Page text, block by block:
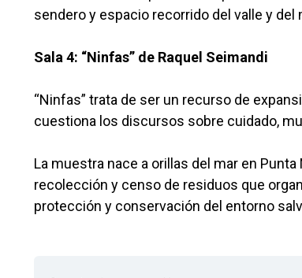
sendero y espacio recorrido del valle y
Sala 4: “Ninfas” de Raquel Seimandi
“Ninfas” trata de ser un recurso de
cuestiona los discursos sobre cuidado,
La muestra nace a orillas del mar en
recolección y censo de residuos que
protección y conservación del entorno